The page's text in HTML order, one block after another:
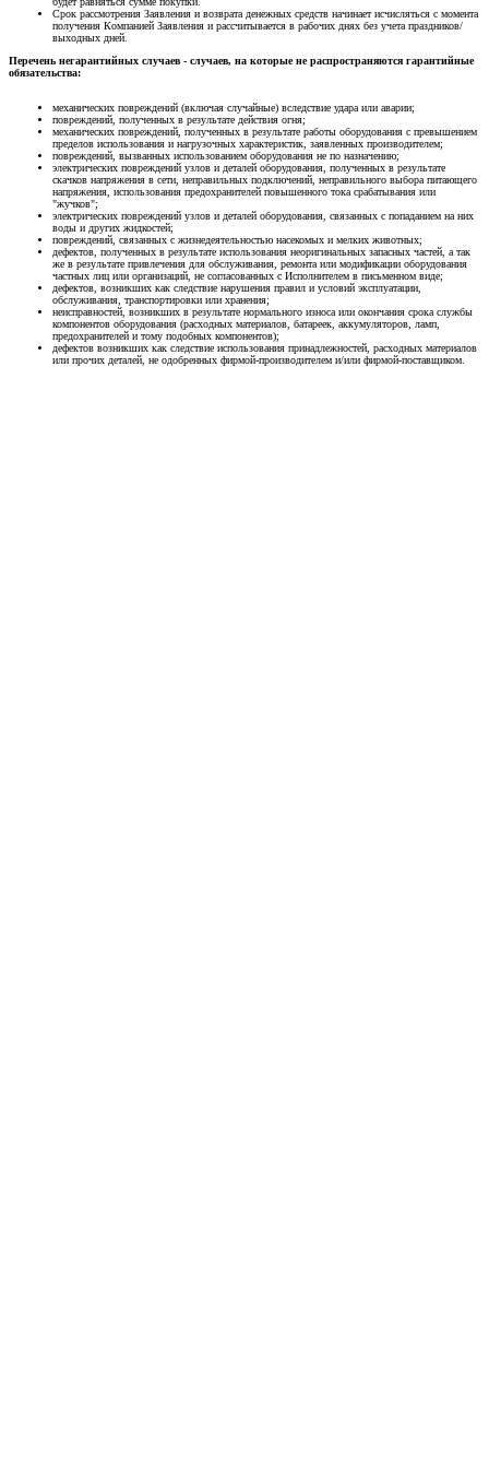
Срок рассмотрения Заявления и возврата денежных средств начинает исчисляться с момента
получения Компанией Заявления и рассчитывается в рабочих днях без учета праздников/
выходных дней.
Перечень негарантийных случаев - случаев, на которые не распространяются гарантийные
обязательства:
механических повреждений (включая случайные) вследствие удара или аварии;
повреждений, полученных в результате действия огня;
механических повреждений, полученных в результате работы оборудования с превышением
пределов использования и нагрузочных характеристик, заявленных производителем;
повреждений, вызванных использованием оборудования не по назначению;
электрических повреждений узлов и деталей оборудования, полученных в результате
скачков напряжения в сети, неправильных подключений, неправильного выбора питающего
напряжения, использования предохранителей повышенного тока срабатывания или
"жучков";
электрических повреждений узлов и деталей оборудования, связанных с попаданием на них
воды и других жидкостей;
повреждений, связанных с жизнедеятельностью насекомых и мелких животных;
дефектов, полученных в результате использования неоригинальных запасных частей, а так
же в результате привлечения для обслуживания, ремонта или модификации оборудования
частных лиц или организаций, не согласованных с Исполнителем в письменном виде;
дефектов, возникших как следствие нарушения правил и условий эксплуатации,
обслуживания, транспортировки или хранения;
неисправностей, возникших в результате нормального износа или окончания срока службы
компонентов оборудования (расходных материалов, батареек, аккумуляторов, ламп,
предохранителей и тому подобных компонентов);
дефектов возникших как следствие использования принадлежностей, расходных материалов
или прочих деталей, не одобренных фирмой-производителем и/или фирмой-поставщиком.